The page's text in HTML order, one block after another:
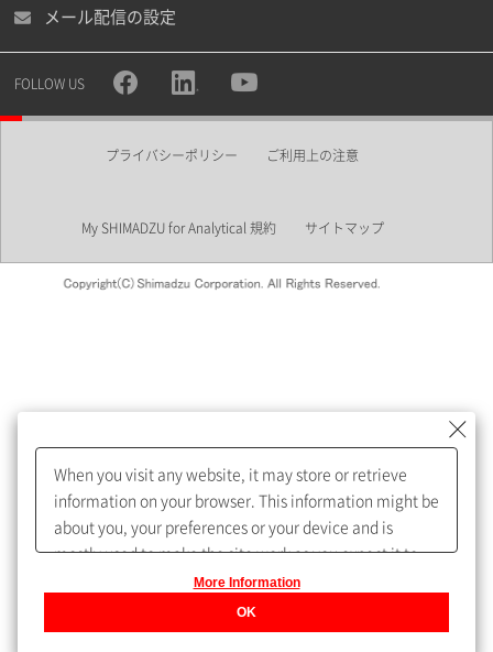
所属部署
めします。
My SHIMADZU for Analyticalへ登録いただくと、技術情報や
取扱説明書・Webinarなどの閲覧ができます。
うになります。
登録された個人情報は、当社のプライバシーポリシーに記
メール配信の設定
FOLLOW US
プライバシーポリシー ご利用上の注意
My SHIMADZU for Analytical 規約 サイトマップ
When you visit any website, it may store or retrieve
information on your browser. This information might be
about you, your preferences or your device and is
mostly used to make the site work as you expect it to.
The information does not usually directly identify you,
but it can give you a more personalized web
experience.Privacy Policy
More Information
OK